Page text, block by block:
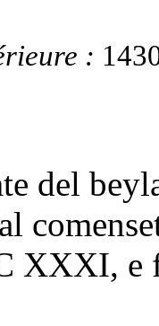
:
del
XXXI, e